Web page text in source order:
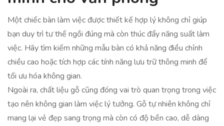
Một chiếc bàn làm việc được thiết kế hợp lý không chỉ giúp
bạn duy trì tư thế ngồi đúng mà còn thúc đẩy năng suất làm
việc. Hãy tìm kiếm những mẫu bàn có khả năng điều chỉnh
chiều cao hoặc tích hợp các tính năng lưu trữ thông minh để
tối ưu hóa không gian.
Ngoài ra, chất liệu gỗ cũng đóng vai trò quan trọng trong việc
tạo nên không gian làm việc lý tưởng. Gỗ tự nhiên không chỉ
mang lại vẻ đẹp sang trọng mà còn có độ bền cao, dễ dàng